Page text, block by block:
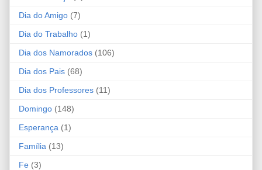
Dia do Amigo (7)
Dia do Trabalho (1)
Dia dos Namorados (106)
Dia dos Pais (68)
Dia dos Professores (11)
Domingo (148)
Esperança (1)
Família (13)
Fe (3)